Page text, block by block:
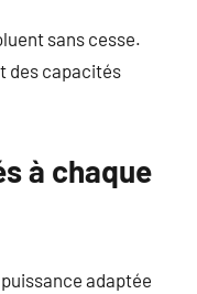
sans cesse.
des capacités
à chaque
adaptée